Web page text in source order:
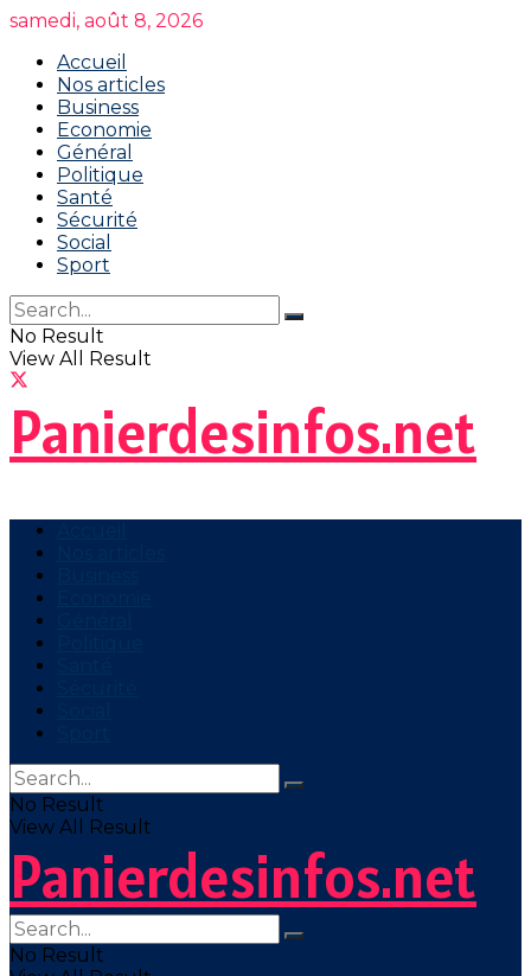
samedi, août 8, 2026
Accueil
Nos articles
Business
Economie
Général
Politique
Santé
Sécurité
Social
Sport
No Result
View All Result
Panierdesinfos.net
No Result
View All Result
Panierdesinfos.net
No Result